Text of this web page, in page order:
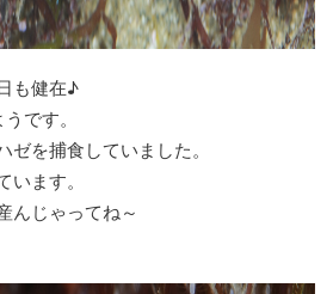
も健在♪
です。
を捕食していました。
います。
んじゃってね～